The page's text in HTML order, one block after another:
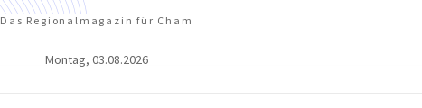
Das Regionalmagazin für Cham
Montag, 03.08.2026